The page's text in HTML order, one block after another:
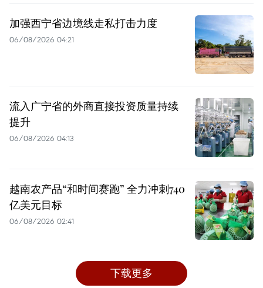
加强西宁省边境线走私打击力度
06/08/2026 04:21
流入广宁省的外商直接投资质量持续
提升
06/08/2026 04:13
越南农产品“和时间赛跑” 全力冲刺740
亿美元目标
06/08/2026 02:41
下载更多